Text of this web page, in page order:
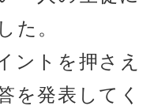
た。
ントを押さえ
を発表してく